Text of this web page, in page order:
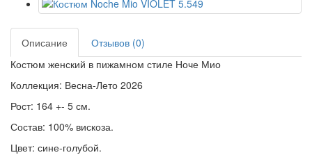
Описание
Отзывов (0)
Костюм женский в пижамном стиле Ноче Мио
Коллекция: Весна-Лето 2026
Рост: 164 +- 5 см.
Состав: 100% вискоза.
Цвет: сине-голубой.